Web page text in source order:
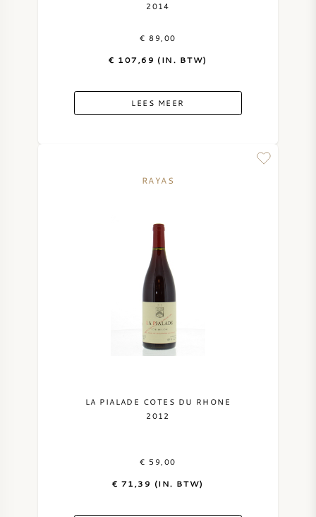
2014
€ 89,00
€ 107,69 (IN. BTW)
LEES MEER
RAYAS
LA PIALADE COTES DU RHONE
2012
€ 59,00
€ 71,39 (IN. BTW)